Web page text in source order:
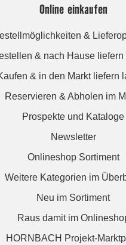
Online einkaufen
&
& nach Hause liefern
& in den Markt liefern
Reservieren & Abholen im
Prospekte und Kataloge
Newsletter
Onlineshop Sortiment
Weitere Kategorien im
Neu im Sortiment
Raus damit im
HORNBACH Projekt-